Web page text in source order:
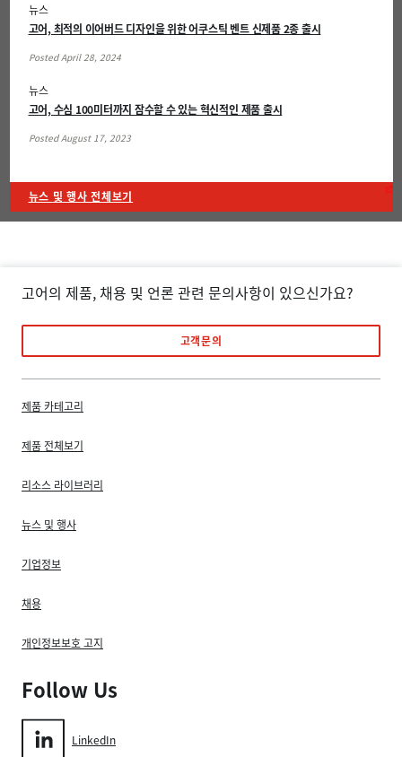
뉴스
고어, 최적의 이어버드 디자인을 위한 어쿠스틱 벤트 신제품 2종 출시
Posted April 28, 2024
뉴스
고어, 수심 100미터까지 잠수할 수 있는 혁신적인 제품 출시
Posted August 17, 2023
뉴스 및 행사 전체보기
고어의 제품, 채용 및 언론 관련 문의사항이 있으신가요?
고객문의
제품 카테고리
제품 전체보기
리소스 라이브러리
뉴스 및 행사
기업정보
채용
개인정보보호 고지
Follow Us
LinkedIn